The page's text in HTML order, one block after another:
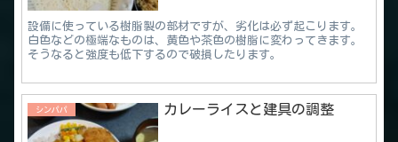
設備に使っている樹脂製の部材ですが、劣化は必ず起こります。
白色などの極端なものは、黄色や茶色の樹脂に変わってきます。
そうなると強度も低下するので破損したります。
シンパパ カレーライスと建具の調整